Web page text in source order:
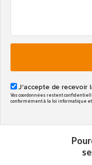
J'accepte de recevoir
Vos coordonnées restent
conformément à la loi informatique